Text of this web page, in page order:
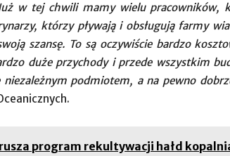
w tej chwili mamy wielu pracowników,
którzy pływają i obsługują farmy
szansę. To są oczywiście bardzo
duże przychody i przede wszystkim
niezależnym podmiotem, a na pewno
rusza program rekultywacji hałd